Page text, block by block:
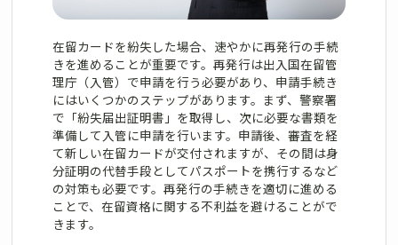
在留カードを紛失した場合、速やかに再発行の手続
きを進めることが重要です。再発行は出入国在留管
理庁（入管）で申請を行う必要があり、申請手続き
にはいくつかのステップがあります。まず、警察署
で「紛失届出証明書」を取得し、次に必要な書類を
準備して入管に申請を行います。申請後、審査を経
て新しい在留カードが交付されますが、その間は身
分証明の代替手段としてパスポートを携行するなど
の対策も必要です。再発行の手続きを適切に進める
ことで、在留資格に関する不利益を避けることがで
きます。